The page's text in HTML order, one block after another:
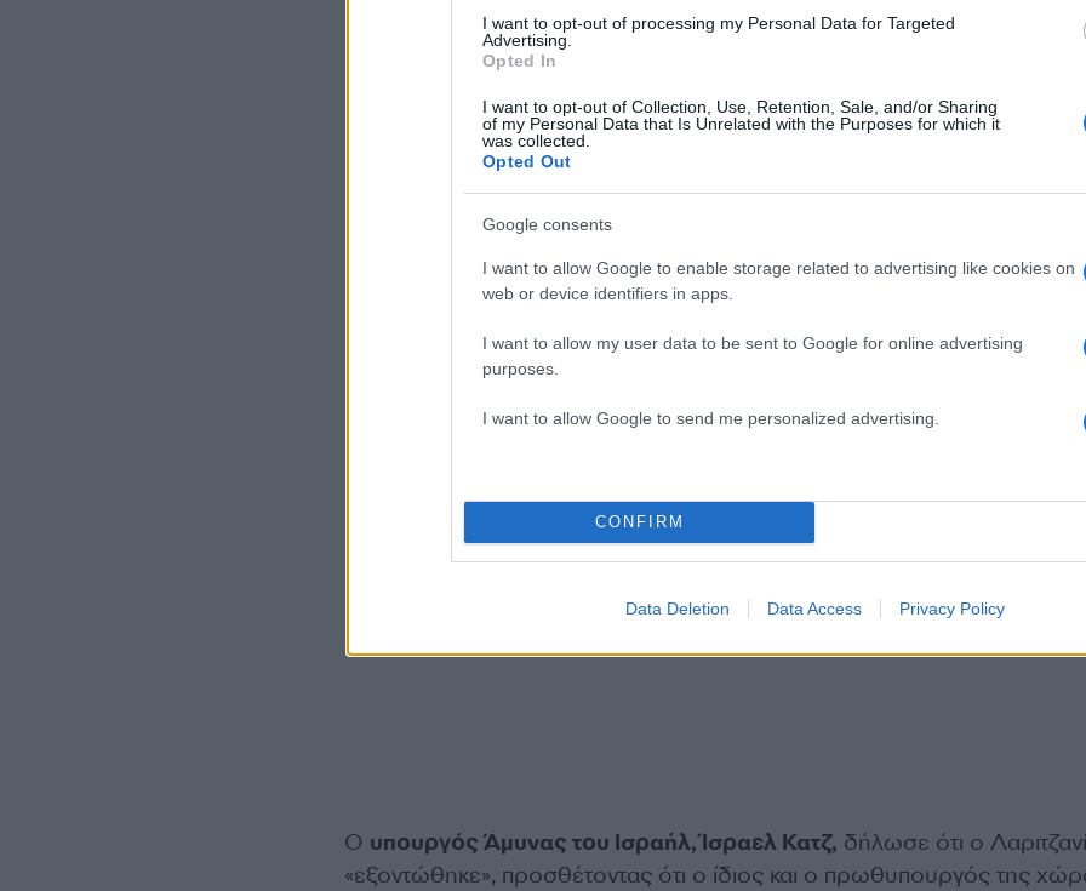
I want to opt-out of processing my Personal Data for Targeted
Advertising.
Opted In
I want to opt-out of Collection, Use, Retention, Sale, and/or Sharing
of my Personal Data that Is Unrelated with the Purposes for which it
was collected.
Opted Out
Google consents
I want to allow Google to enable storage related to advertising like cookies on
web or device identifiers in apps.
I want to allow my user data to be sent to Google for online advertising
purposes.
I want to allow Google to send me personalized advertising.
CONFIRM
Data Deletion Data Access Privacy Policy
Ο υπουργός Άμυνας του Ισραήλ, Ίσραελ Κατζ, δήλωσε ότι ο Λαριτζανί
«εξοντώθηκε», προσθέτοντας ότι ο ίδιος και ο πρωθυπουργός της